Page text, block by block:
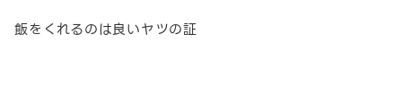
飯をくれるのは良いヤツの証